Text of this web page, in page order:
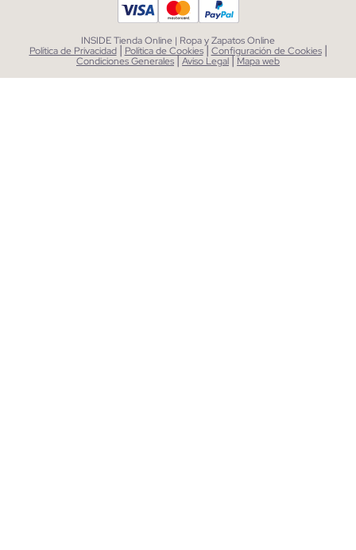
INSIDE Tienda Online | Ropa y Zapatos Online
Política de Privacidad | Política de Cookies| Configuración de Cookies |
Condiciones Generales|Aviso Legal| Mapa web